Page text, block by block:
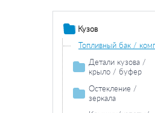
Кузов
Топливный бак /
Детали кузова /
крыло / буфер
Колесная ниша
Боковина
Остекление /
зеркала